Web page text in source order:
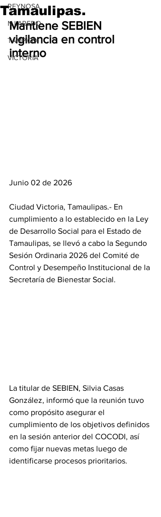
REYNOSA
N.LAREDO
TAMPICO
VICTORIA
Tamaulipas.
Mantiene SEBIEN
vigilancia en control
interno
Junio 02 de 2026
Ciudad Victoria, Tamaulipas.- En
cumplimiento a lo establecido en la Ley
de Desarrollo Social para el Estado de
Tamaulipas, se llevó a cabo la Segundo
Sesión Ordinaria 2026 del Comité de
Control y Desempeño Institucional de la
Secretaría de Bienestar Social.
La titular de SEBIEN, Silvia Casas
González, informó que la reunión tuvo
como propósito asegurar el
cumplimiento de los objetivos definidos
en la sesión anterior del COCODI, así
como fijar nuevas metas luego de
identificarse procesos prioritarios.